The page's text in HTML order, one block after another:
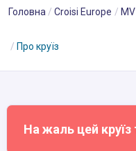
Головна Croisi Europe
Про круїз
На жаль цей